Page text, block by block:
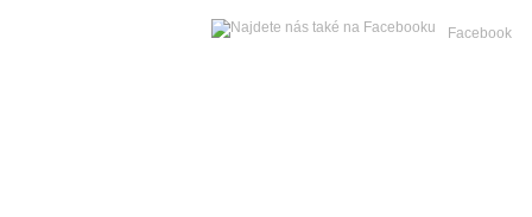
Facebook